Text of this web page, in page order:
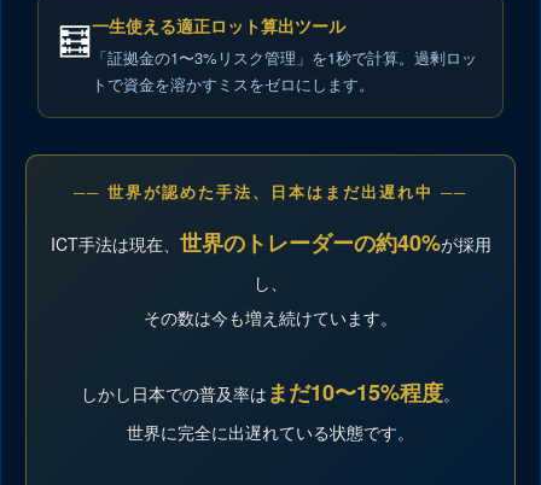
🧮一生使える適正ロット算出ツール
「証拠金の1〜3%リスク管理」を1秒で計算。過剰ロッ
トで資金を溶かすミスをゼロにします。
── 世界が認めた手法、日本はまだ出遅れ中 ──
ICT手法は現在、 世界のトレーダーの約40%が採用
し、
その数は今も増え続けています。
しかし日本での普及率は まだ10〜15%程度。
世界に完全に出遅れている状態です。